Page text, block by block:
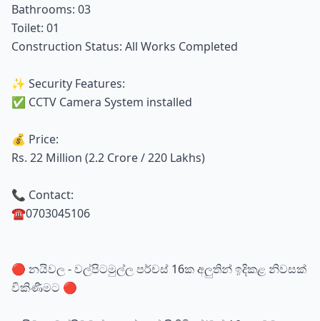
Bathrooms: 03
Toilet: 01
Construction Status: All Works Completed
✨ Security Features:
✅ CCTV Camera System installed
💰 Price:
Rs. 22 Million (2.2 Crore / 220 Lakhs)
📞 Contact:
☎️0703045106
🔴 නයිවල - වල්පිටමුල්ල පර්චස් 16ක අලුතින් ඉදිකළ නිවසක්
විකිණීමට 🔴